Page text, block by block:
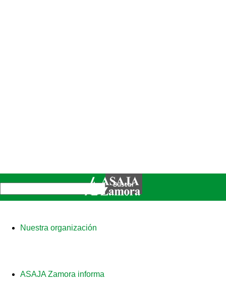
Nuestra organización
ASAJA Zamora informa